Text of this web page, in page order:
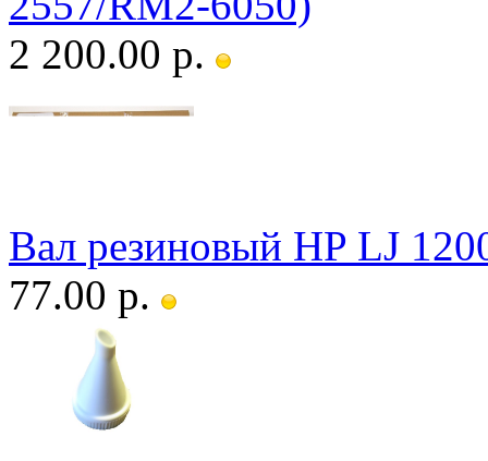
2 200.00 р.
Вал резиновый HP LJ
77.00 р.